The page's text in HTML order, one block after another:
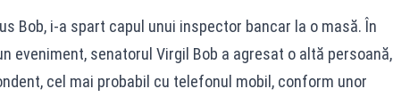
Bob, i-a spart capul unui inspector bancar la o masă. În
eveniment, senatorul Virgil Bob a agresat o altă persoană,
cel mai probabil cu telefonul mobil, conform unor